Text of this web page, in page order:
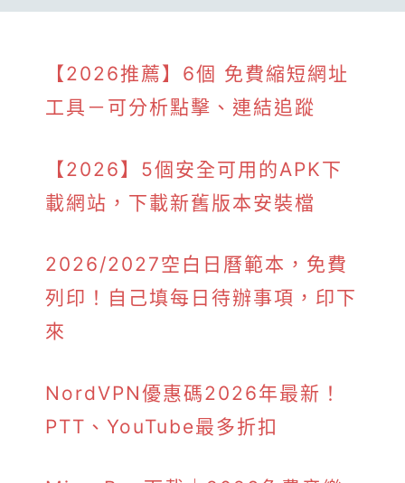
【2026推薦】6個 免費縮短網址
工具－可分析點擊、連結追蹤
【2026】5個安全可用的APK下
載網站，下載新舊版本安裝檔
2026/2027空白日曆範本，免費
列印！自己填每日待辦事項，印下
來
NordVPN優惠碼2026年最新！
PTT、YouTube最多折扣